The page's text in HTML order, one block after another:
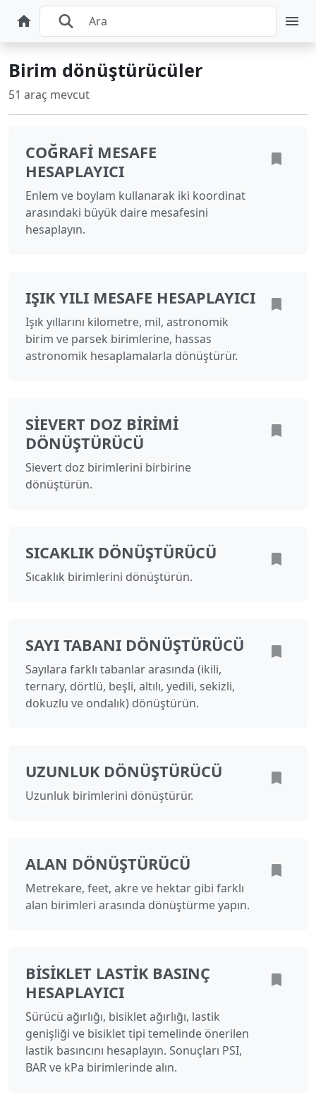
Birim dönüştürücüler
51 araç mevcut
COĞRAFI MESAFE
HESAPLAYICI
Enlem ve boylam kullanarak iki koordinat
arasındaki büyük daire mesafesini
hesaplayın.
IŞIK YILI MESAFE HESAPLAYICI
Işık yıllarını kilometre, mil, astronomik
birim ve parsek birimlerine, hassas
astronomik hesaplamalarla dönüştürür.
SIEVERT DOZ BIRIMI
DÖNÜŞTÜRÜCÜ
Sievert doz birimlerini birbirine
dönüştürün.
SICAKLIK DÖNÜŞTÜRÜCÜ
Sıcaklık birimlerini dönüştürün.
SAYI TABANI DÖNÜŞTÜRÜCÜ
Sayılara farklı tabanlar arasında (ikili,
ternary, dörtlü, beşli, altılı, yedili, sekizli,
dokuzlu ve ondalık) dönüştürün.
UZUNLUK DÖNÜŞTÜRÜCÜ
Uzunluk birimlerini dönüştürür.
ALAN DÖNÜŞTÜRÜCÜ
Metrekare, feet, akre ve hektar gibi farklı
alan birimleri arasında dönüştürme yapın.
BISIKLET LASTIK BASINÇ
HESAPLAYICI
Sürücü ağırlığı, bisiklet ağırlığı, lastik
genişliği ve bisiklet tipi temelinde önerilen
lastik basıncını hesaplayın. Sonuçları PSI,
BAR ve kPa birimlerinde alın.